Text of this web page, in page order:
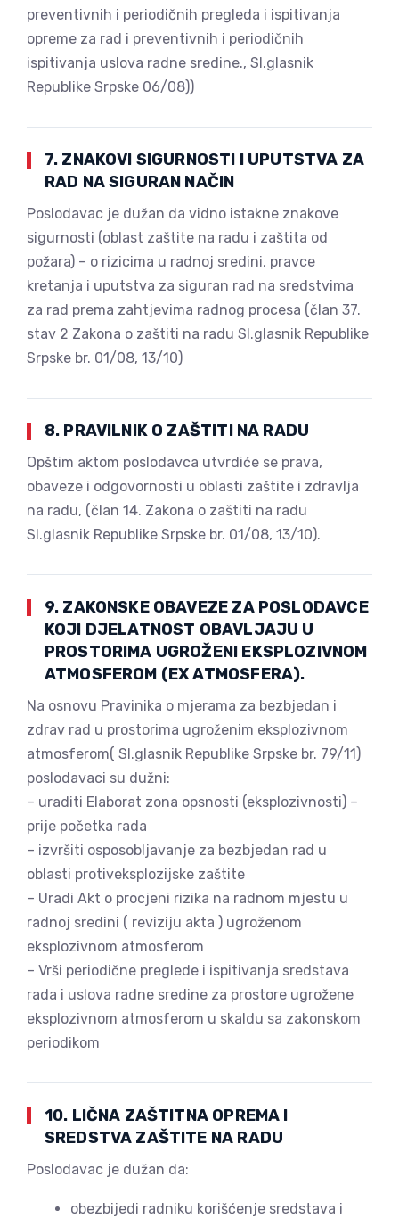
preventivnih i periodičnih pregleda i ispitivanja
opreme za rad i preventivnih i periodičnih
ispitivanja uslova radne sredine., Sl.glasnik
Republike Srpske 06/08))
7. ZNAKOVI SIGURNOSTI I UPUTSTVA ZA
RAD NA SIGURAN NAČIN
Poslodavac je dužan da vidno istakne znakove
sigurnosti (oblast zaštite na radu i zaštita od
požara) – o rizicima u radnoj sredini, pravce
kretanja i uputstva za siguran rad na sredstvima
za rad prema zahtjevima radnog procesa (član 37.
stav 2 Zakona o zaštiti na radu Sl.glasnik Republike
Srpske br. 01/08, 13/10)
8. PRAVILNIK O ZAŠTITI NA RADU
Opštim aktom poslodavca utvrdiće se prava,
obaveze i odgovornosti u oblasti zaštite i zdravlja
na radu, (član 14. Zakona o zaštiti na radu
Sl.glasnik Republike Srpske br. 01/08, 13/10).
9. ZAKONSKE OBAVEZE ZA POSLODAVCE
KOJI DJELATNOST OBAVLJAJU U
PROSTORIMA UGROŽENI EKSPLOZIVNOM
ATMOSFEROM (EX ATMOSFERA).
Na osnovu Pravinika o mjerama za bezbjedan i
zdrav rad u prostorima ugroženim eksplozivnom
atmosferom( Sl.glasnik Republike Srpske br. 79/11)
poslodavaci su dužni:
– uraditi Elaborat zona opsnosti (eksplozivnosti) –
prije početka rada
– izvršiti osposobljavanje za bezbjedan rad u
oblasti protiveksplozijske zaštite
– Uradi Akt o procjeni rizika na radnom mjestu u
radnoj sredini ( reviziju akta ) ugroženom
eksplozivnom atmosferom
– Vrši periodične preglede i ispitivanja sredstava
rada i uslova radne sredine za prostore ugrožene
eksplozivnom atmosferom u skaldu sa zakonskom
periodikom
10. LIČNA ZAŠTITNA OPREMA I
SREDSTVA ZAŠTITE NA RADU
Poslodavac je dužan da:
obezbijedi radniku korišćenje sredstava i